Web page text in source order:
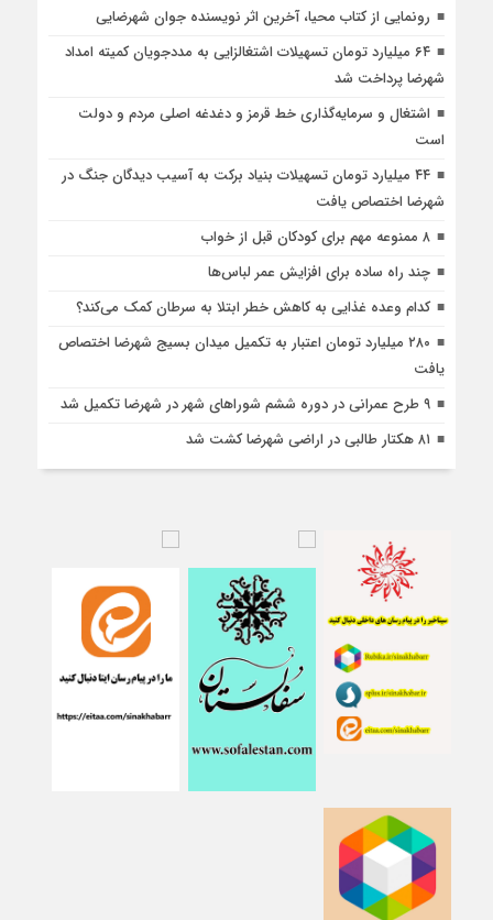
رونمایی از کتاب محیا، آخرین اثر نویسنده جوان شهرضایی
۶۴ میلیارد تومان تسهیلات اشتغالزایی به مددجویان کمیته امداد
شهرضا پرداخت شد
اشتغال و سرمایه‌گذاری خط قرمز و دغدغه اصلی مردم و دولت
است
۴۴ میلیارد تومان تسهیلات بنیاد برکت به آسیب دیدگان جنگ در
شهرضا اختصاص یافت
۸ ممنوعه مهم برای کودکان قبل از خواب
چند راه ساده برای افزایش عمر لباس‌ها
کدام وعده غذایی به کاهش خطر ابتلا به سرطان کمک می‌کند؟
۲۸۰ میلیارد تومان اعتبار به تکمیل میدان بسیج شهرضا اختصاص
یافت
۹ طرح عمرانی در دوره ششم شوراهای شهر در شهرضا تکمیل شد
۸۱ هکتار طالبی در اراضی شهرضا کشت شد